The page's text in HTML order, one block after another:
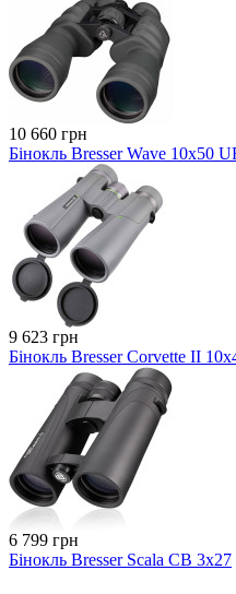
10 660 грн
Бінокль Bresser Wave 10x50
9 623 грн
Бінокль Bresser Corvette II
6 799 грн
Бінокль Bresser Scala CB 3x27